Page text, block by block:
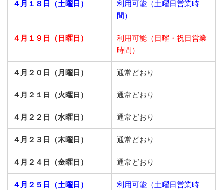
４月１８日（土曜日）
利用可能（土曜日営業時
間）
４月１９日（日曜日）
利用可能（日曜・祝日営業
時間）
４月２０日（月曜日） 通常どおり
４月２１日（火曜日） 通常どおり
４月２２日（水曜日） 通常どおり
４月２３日（木曜日） 通常どおり
４月２４日（金曜日） 通常どおり
４月２５日（土曜日）
利用可能（土曜日営業時